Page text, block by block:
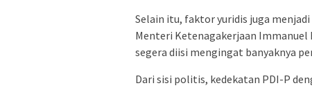
Selain itu, faktor yuridis juga
Menteri Ketenagakerjaan
segera diisi mengingat banyaknya
Dari sisi politis, kedekatan PDI-P